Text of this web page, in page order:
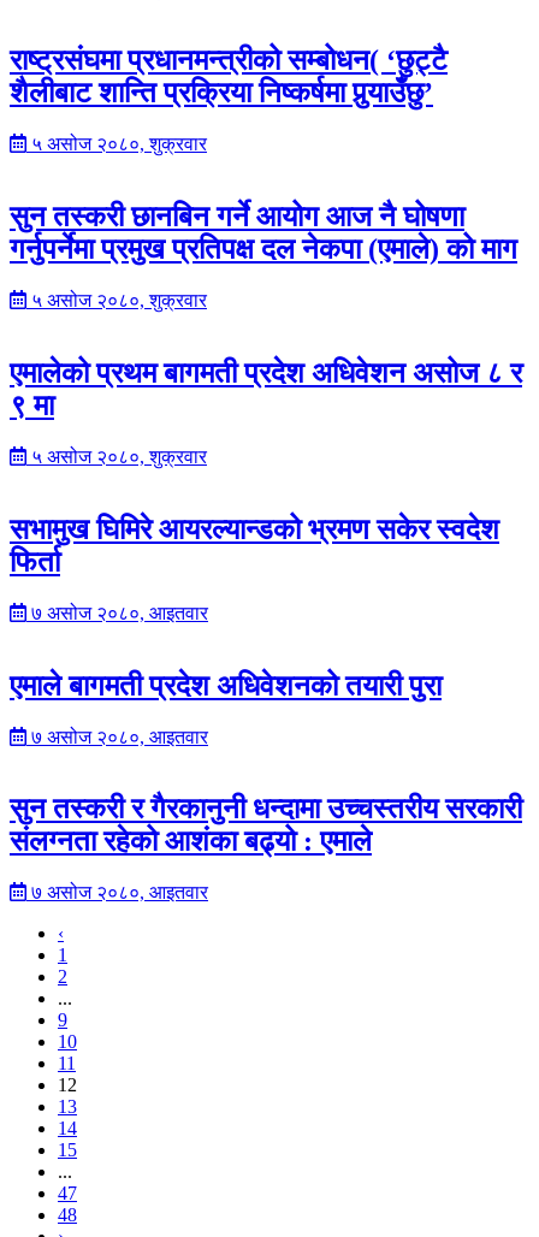
राष्ट्रसंघमा प्रधानमन्त्रीको सम्बोधन( ‘छुट्टै
शैलीबाट शान्ति प्रक्रिया निष्कर्षमा पुर्‍याउँछु’
५ असोज २०८०, शुक्रवार
सुन तस्करी छानबिन गर्ने आयोग आज नै घोषणा
गर्नुपर्नेमा प्रमुख प्रतिपक्ष दल नेकपा (एमाले) को माग
५ असोज २०८०, शुक्रवार
एमालेको प्रथम बागमती प्रदेश अधिवेशन असोज ८ र
९ मा
५ असोज २०८०, शुक्रवार
सभामुख घिमिरे आयरल्यान्डको भ्रमण सकेर स्वदेश
फिर्ता
७ असोज २०८०, आइतवार
एमाले बागमती प्रदेश अधिवेशनको तयारी पुरा
७ असोज २०८०, आइतवार
सुन तस्करी र गैरकानुनी धन्दामा उच्चस्तरीय सरकारी
संलग्‍नता रहेको आशंका बढ्यो : एमाले
७ असोज २०८०, आइतवार
‹
1
2
...
9
10
11
12
13
14
15
...
47
48